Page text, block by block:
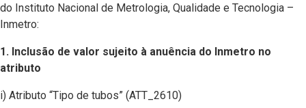
do Instituto Nacional de Metrologia, Qualidade e Tecnologia –
Inmetro:
1. Inclusão de valor sujeito à anuência do Inmetro no
atributo
i) Atributo “Tipo de tubos” (ATT_2610)